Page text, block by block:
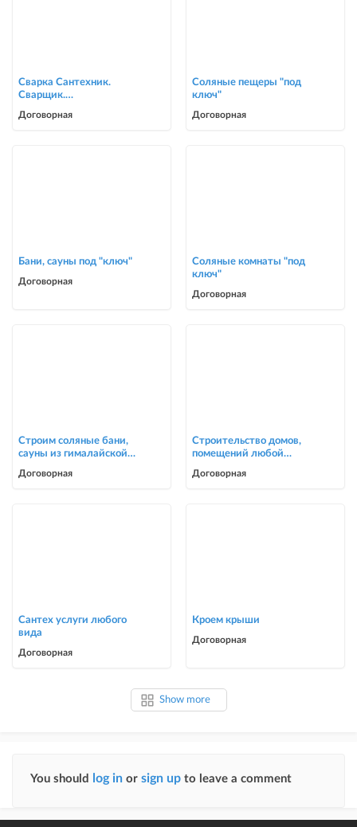
Сварка Сантехник.
Сварщик.
сварочные работы в Биш
Договорная
Соляные пещеры "под
ключ"
Договорная
Бани, сауны под "ключ"
Договорная
Соляные комнаты "под
ключ"
Договорная
Строим соляные бани,
сауны из гималайской
Договорная
Строительство домов,
помещений любой
Договорная
Сантех услуги любого
вида
Договорная
Кроем крыши
Договорная
Show more
You should log in or sign up to leave a comment